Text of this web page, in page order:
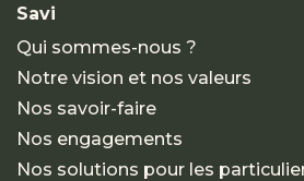
Savi
Qui sommes-nous ?
Notre vision et nos valeurs
Nos savoir-faire
Nos engagements
Nos solutions pour les